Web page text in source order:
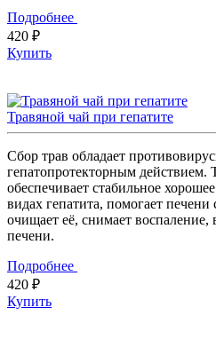
Подробнее
420 ₽
Купить
Травяной чай при гепатите
Сбор трав обладает
гепатопротекторным действием.
обеспечивает стабильное
видах гепатита, помогает печени
очищает её, снимает воспаление,
печени.
Подробнее
420 ₽
Купить